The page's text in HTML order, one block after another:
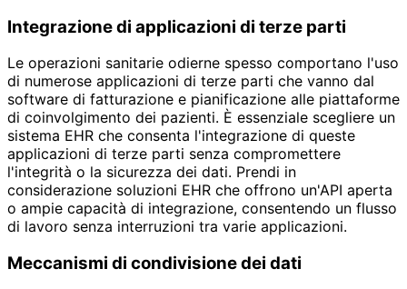
Integrazione di applicazioni di terze parti
Le operazioni sanitarie odierne spesso comportano l'uso
di numerose applicazioni di terze parti che vanno dal
software di fatturazione e pianificazione alle piattaforme
di coinvolgimento dei pazienti. È essenziale scegliere un
sistema EHR che consenta l'integrazione di queste
applicazioni di terze parti senza compromettere
l'integrità o la sicurezza dei dati. Prendi in
considerazione soluzioni EHR che offrono un'API aperta
o ampie capacità di integrazione, consentendo un flusso
di lavoro senza interruzioni tra varie applicazioni.
Meccanismi di condivisione dei dati